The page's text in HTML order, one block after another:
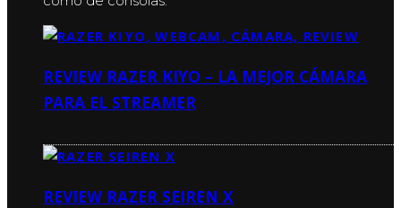
REVIEW RAZER KIYO – LA MEJOR CÁMARA
PARA EL STREAMER
REVIEW RAZER SEIREN X